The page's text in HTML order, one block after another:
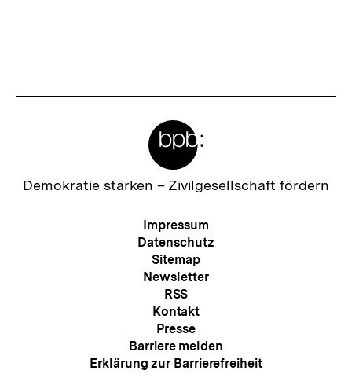
Zur
Demokratie stärken – Zivilgesellschaft fördern
Meta-
Navigation
Impressum
Datenschutz
Sitemap
Newsletter
RSS
Kontakt
Presse
Barriere melden
Erklärung zur Barrierefreiheit